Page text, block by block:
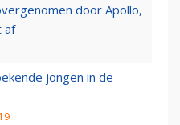
door Apollo,
af
jongen in de